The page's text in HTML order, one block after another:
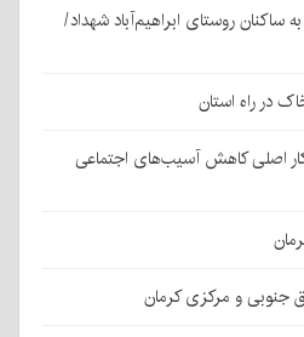
روستای ابراهیم‌آباد شهداد/
در راه استان
اصلی کاهش آسیب‌های اجتماعی
جنوبی و مرکزی کرمان